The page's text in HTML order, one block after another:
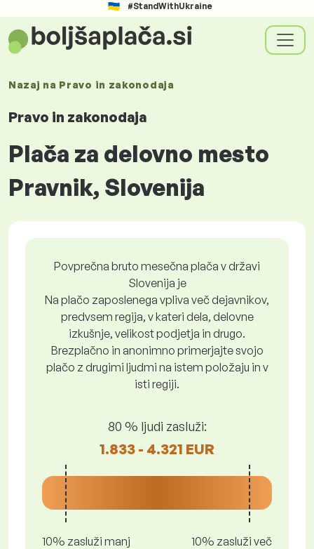
#StandWithUkraine
Nazaj na Pravo in zakonodaja
Pravo in zakonodaja
Plača za delovno mesto
Pravnik, Slovenija
Povprečna bruto mesečna plača v državi
Slovenija je
Na plačo zaposlenega vpliva več dejavnikov,
predvsem regija, v kateri dela, delovne
izkušnje, velikost podjetja in drugo.
Brezplačno in anonimno primerjajte svojo
plačo z drugimi ljudmi na istem položaju in v
isti regiji.
80 % ljudi zasluži:
1.833 - 4.321 EUR
10% zasluži manj
10% zasluži več